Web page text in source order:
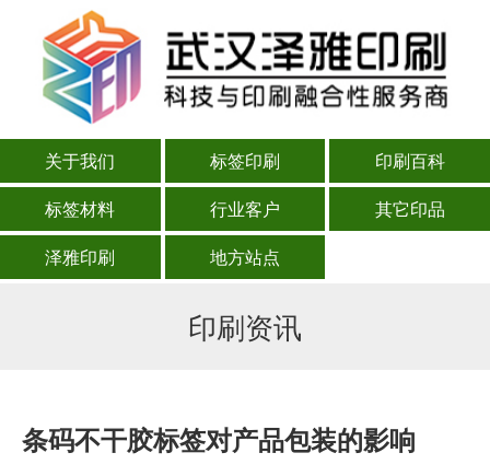
关于我们 标签印刷
印刷百科
标签材料
行业客户
其它印品
泽雅印刷
地方站点
印刷资讯
条码不干胶标签对产品包装的影响